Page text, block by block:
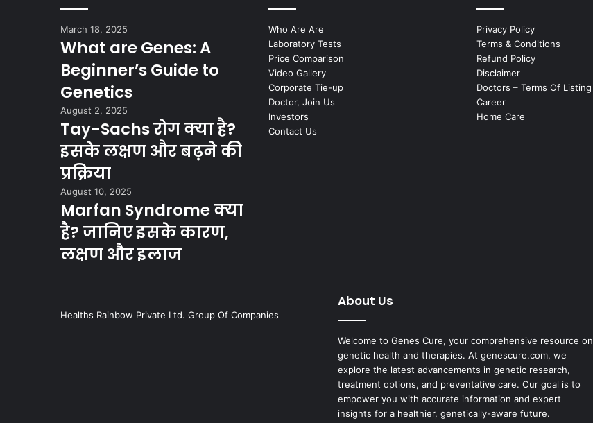
March 18, 2025
What are Genes: A
Beginner’s Guide to
Genetics
August 2, 2025
Tay-Sachs रोग क्या है?
इसके लक्षण और बढ़ने की
प्रक्रिया
August 10, 2025
Marfan Syndrome क्या
है? जानिए इसके कारण,
लक्षण और इलाज
Who Are Are
Laboratory Tests
Price Comparison
Video Gallery
Corporate Tie-up
Doctor, Join Us
Investors
Contact Us
Privacy Policy
Terms & Conditions
Refund Policy
Disclaimer
Doctors – Terms Of Listing
Career
Home Care
Healths Rainbow Private Ltd. Group Of Companies
About Us
Welcome to Genes Cure, your comprehensive resource on
genetic health and therapies. At genescure.com, we
explore the latest advancements in genetic research,
treatment options, and preventative care. Our goal is to
empower you with accurate information and expert
insights for a healthier, genetically-aware future.